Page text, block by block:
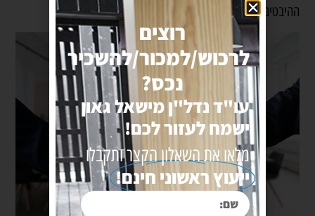
ההיבטים והעלויות העלולים להשפיע על כדאיות העסקה.
רוצים
לרכוש/למכור/להשכיר
נכס?
עו"ד נדל"ן מישאל גאון
ישמח לעזור לכם!
מלאו את השאלון הקצר ותקבלו
ייעוץ ראשוני חינם!